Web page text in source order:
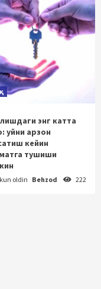
энг катта
уйни арзон
кейин
тушиши
oldin Behzod 222